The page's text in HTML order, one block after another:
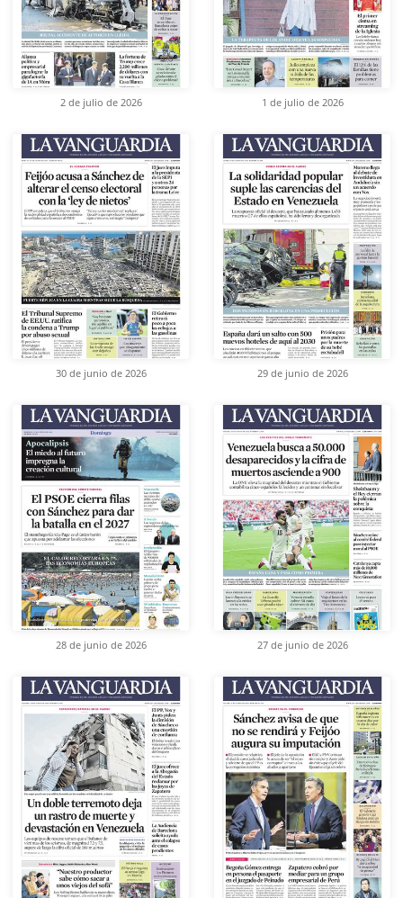
2 de julio de 2026 1 de julio de 2026
30 de junio de 2026 29 de junio de 2026
28 de junio de 2026 27 de junio de 2026